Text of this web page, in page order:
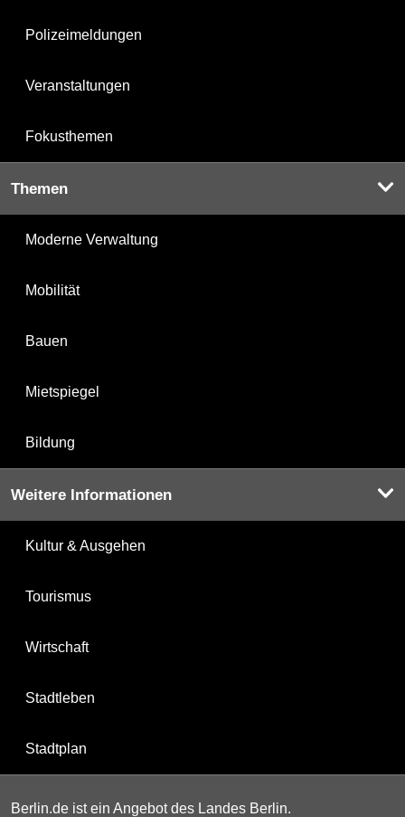
Polizeimeldungen
Veranstaltungen
Fokusthemen
Themen
Moderne Verwaltung
Mobilität
Bauen
Mietspiegel
Bildung
Weitere Informationen
Kultur & Ausgehen
Tourismus
Wirtschaft
Stadtleben
Stadtplan
Berlin.de ist ein Angebot des Landes Berlin.